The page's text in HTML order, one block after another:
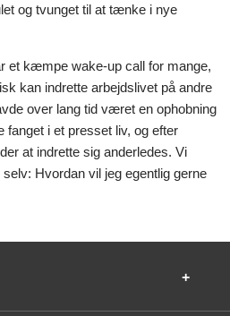
og tvunget til at tænke i nye
et kæmpe wake-up call for mange,
kan indrette arbejdslivet på andre
over lang tid været en ophobning
i et presset liv, og efter
at indrette sig anderledes. Vi
Hvordan vil jeg egentlig gerne